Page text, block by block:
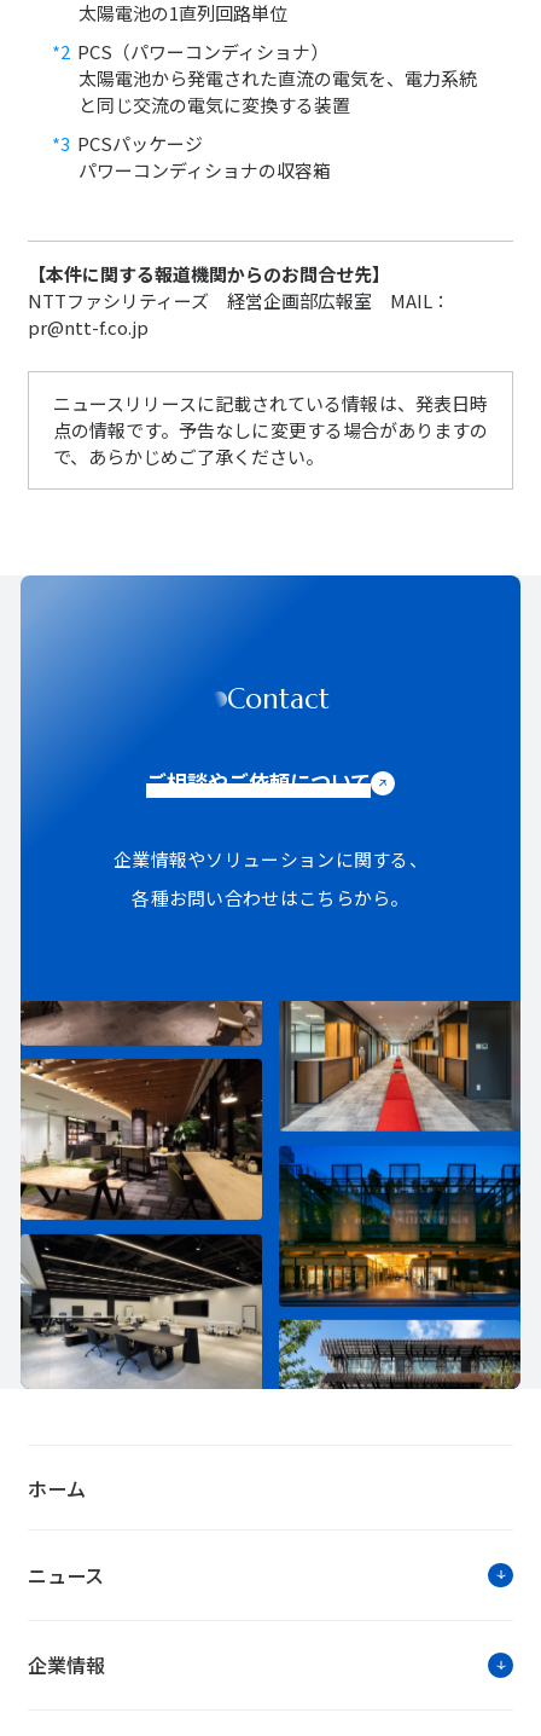
太陽電池の1直列回路単位
*2 PCS（パワーコンディショナ）
太陽電池から発電された直流の電気を、電力系統
と同じ交流の電気に変換する装置
*3 PCSパッケージ
パワーコンディショナの収容箱
【本件に関する報道機関からのお問合せ先】
NTTファシリティーズ 経営企画部広報室 MAIL：
pr@ntt-f.co.jp
ニュースリリースに記載されている情報は、発表日時
点の情報です。予告なしに変更する場合がありますの
で、あらかじめご了承ください。
Contact
ご相談やご依頼について
企業情報やソリューションに関する、
各種お問い合わせはこちらから。
ホーム
ニュース
企業情報